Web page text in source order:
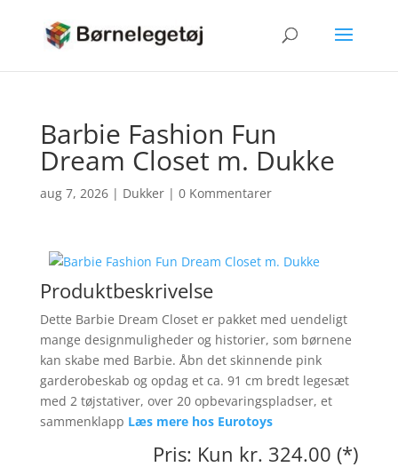
Barbie Fashion Fun
Dream Closet m. Dukke
aug 7, 2026| Dukker| 0 Kommentarer
Produktbeskrivelse
Dette Barbie Dream Closet er pakket med uendeligt
mange designmuligheder og historier, som børnene
kan skabe med Barbie. Åbn det skinnende pink
garderobeskab og opdag et ca. 91 cm bredt legesæt
med 2 tøjstativer, over 20 opbevaringspladser, et
sammenklapp Læs mere hos Eurotoys
Pris: Kun kr. 324.00 (*)